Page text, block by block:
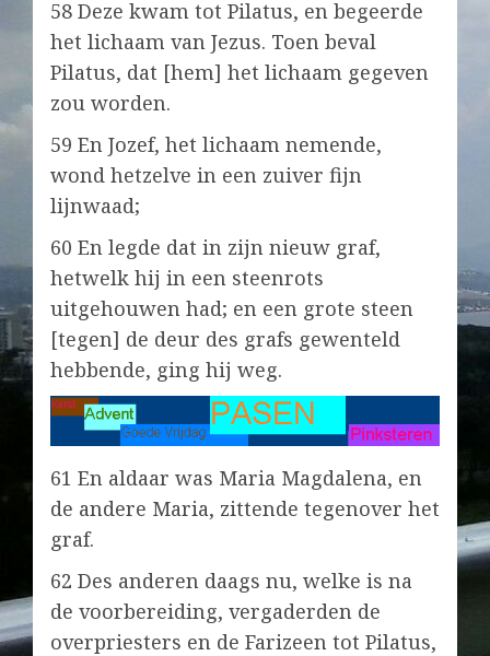
58 Deze kwam tot Pilatus, en begeerde
het lichaam van Jezus. Toen beval
Pilatus, dat [hem] het lichaam gegeven
zou worden.
59 En Jozef, het lichaam nemende,
wond hetzelve in een zuiver fijn
lijnwaad;
60 En legde dat in zijn nieuw graf,
hetwelk hij in een steenrots
uitgehouwen had; en een grote steen
[tegen] de deur des grafs gewenteld
hebbende, ging hij weg.
61 En aldaar was Maria Magdalena, en
de andere Maria, zittende tegenover het
graf.
62 Des anderen daags nu, welke is na
de voorbereiding, vergaderden de
overpriesters en de Farizeen tot Pilatus,